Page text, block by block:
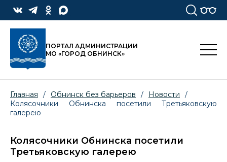
ПОРТАЛ АДМИНИСТРАЦИИ
МО «ГОРОД ОБНИНСК»
Главная / Обнинск без барьеров / Новости
/
Колясочники Обнинска посетили Третьяковскую
галерею
Колясочники Обнинска посетили
Третьяковскую галерею